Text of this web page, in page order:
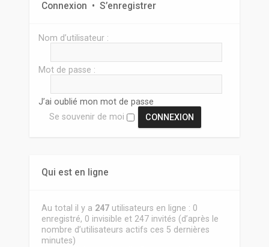
Connexion • S’enregistrer
Nom d’utilisateur :
Mot de passe :
J’ai oublié mon mot de passe
Se souvenir de moi
Qui est en ligne
Au total il y a 247utilisateurs en ligne : 0
enregistré, 0 invisible et 247 invités (d’après le
nombre d’utilisateurs actifs ces 5 dernières
minutes)